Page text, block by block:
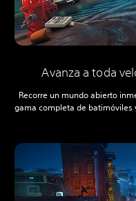
Avanza a toda
Recorre un mundo abierto
gama completa de batimóviles